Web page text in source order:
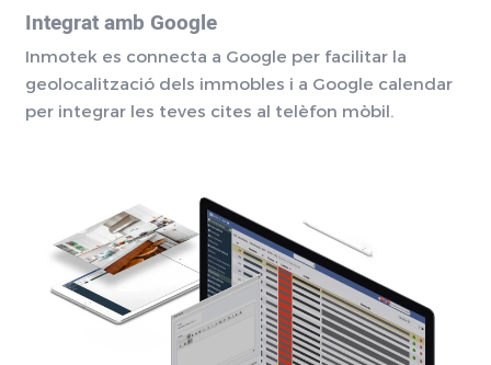
Integrat amb Google
Inmotek es connecta a Google per facilitar la
geolocalització dels immobles i a Google calendar
per integrar les teves cites al telèfon mòbil.